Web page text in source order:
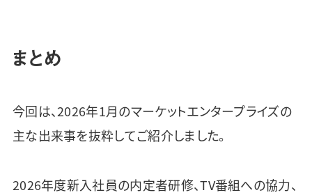
まとめ
今回は、2026年1月のマーケットエンタープライズの
主な出来事を抜粋してご紹介しました。
2026年度新入社員の内定者研修、TV番組への協力、